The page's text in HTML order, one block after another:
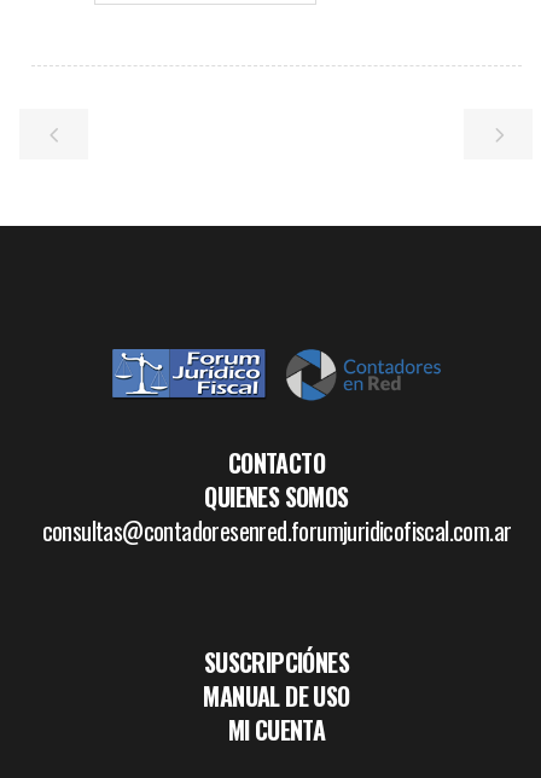
CONTACTO
QUIENES SOMOS
consultas@contadoresenred.forumjuridicofiscal.com.ar
SUSCRIPCIÓNES
MANUAL DE USO
MI CUENTA